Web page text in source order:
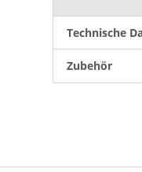
Technische
Zubehör